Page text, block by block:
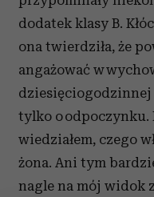
dodatek klasy B.
ona twierdziła, że
angażować w
dziesięciogodzinnej
tylko o odpoczynku.
wiedziałem, czego
żona. Ani tym
nagle na mój widok